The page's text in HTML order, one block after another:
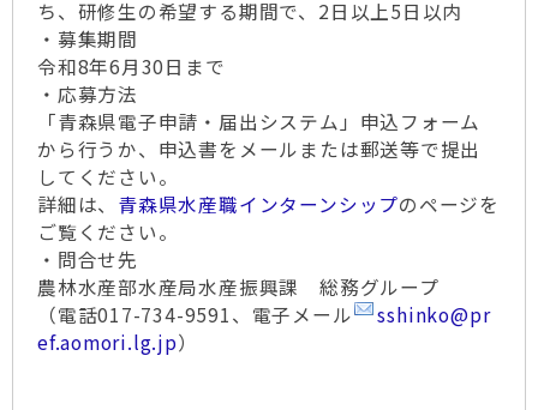
ち、研修生の希望する期間で、2日以上5日以内
・募集期間
令和8年6月30日まで
・応募方法
「青森県電子申請・届出システム」申込フォーム
から行うか、申込書をメールまたは郵送等で提出
してください。
詳細は、 青森県水産職インターンシップのページを
ご覧ください。
・問合せ先
農林水産部水産局水産振興課 総務グループ
（電話017-734-9591、電子メール
sshinko@pr
ef.aomori.lg.jp）